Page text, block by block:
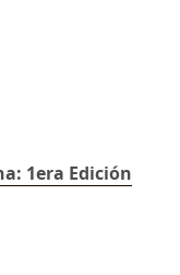
1era Edición